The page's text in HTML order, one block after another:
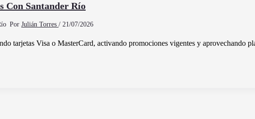
Con Santander Río
Por Julián Torres / 21/07/2026
tarjetas Visa o MasterCard, activando promociones vigentes y aprovechando